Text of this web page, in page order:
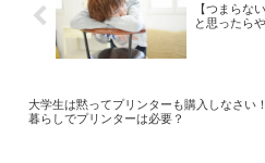
【つまらな
と思ったら
大学生は黙ってプリンターも購入しなさい
暮らしでプリンターは必要？